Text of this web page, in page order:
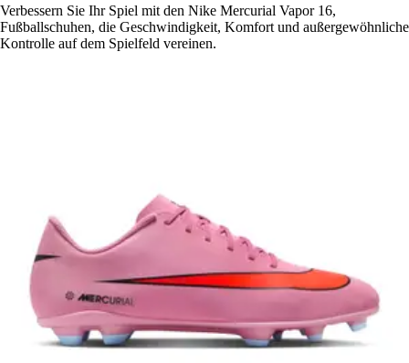
Verbessern Sie Ihr Spiel mit den Nike Mercurial Vapor 16,
Fußballschuhen, die Geschwindigkeit, Komfort und außergewöhnliche
Kontrolle auf dem Spielfeld vereinen.